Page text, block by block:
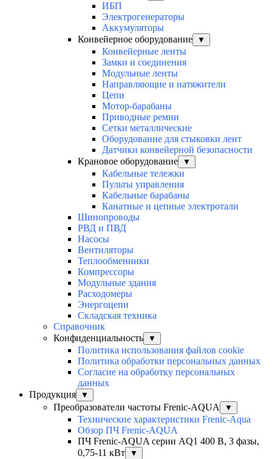
ИБП
Электрогенераторы
Аккумуляторы
Конвейерное оборудование
▼
Конвейерные ленты
Замки и соединения
Модульные ленты
Направляющие и натяжители
Цепи
Мотор-барабаны
Приводные ремни
Сетки металлические
Оборудование для стыковки лент
Датчики конвейерной безопасности
Крановое оборудование
▼
Кабельные тележки
Пульты управления
Кабельные барабаны
Канатные и цепные электротали
Шинопроводы
РВД и ПВД
Насосы
Вентиляторы
Теплообменники
Компрессоры
Модульные здания
Расходомеры
Энергоцепи
Складская техника
Справочник
Конфиденциальность
▼
Политика использования файлов cookie
Политика обработки персональных данных
Согласие на обработку персональных
данных
Продукция
▼
Преобразователи частоты Frenic-AQUA ▼
Технические характеристики Frenic-Aqua
Обзор ПЧ Frenic-AQUA
ПЧ Frenic-AQUA серии AQ1 400 В, 3 фазы,
0,75-11 кВт
▼